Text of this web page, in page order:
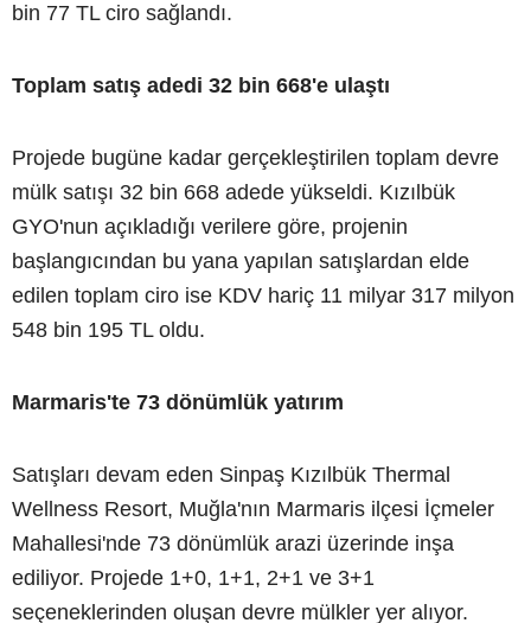
bin 77 TL ciro sağlandı.
Toplam satış adedi 32 bin 668'e ulaştı
Projede bugüne kadar gerçekleştirilen toplam devre
mülk satışı 32 bin 668 adede yükseldi. Kızılbük
GYO'nun açıkladığı verilere göre, projenin
başlangıcından bu yana yapılan satışlardan elde
edilen toplam ciro ise KDV hariç 11 milyar 317 milyon
548 bin 195 TL oldu.
Marmaris'te 73 dönümlük yatırım
Satışları devam eden Sinpaş Kızılbük Thermal
Wellness Resort, Muğla'nın Marmaris ilçesi İçmeler
Mahallesi'nde 73 dönümlük arazi üzerinde inşa
ediliyor. Projede 1+0, 1+1, 2+1 ve 3+1
seçeneklerinden oluşan devre mülkler yer alıyor.